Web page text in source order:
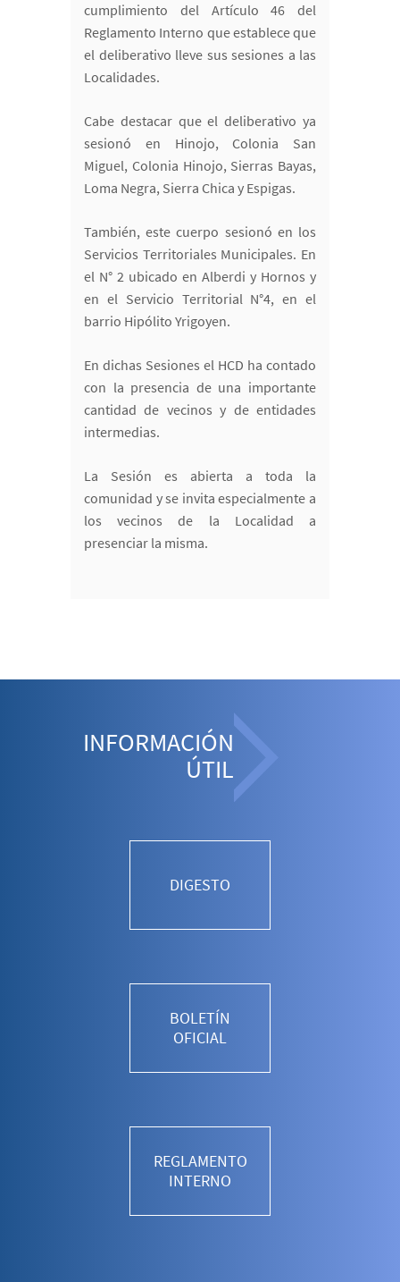
cumplimiento del Artículo 46 del
Reglamento Interno que establece que
el deliberativo lleve sus sesiones a las
Localidades.
Cabe destacar que el deliberativo ya
sesionó en Hinojo, Colonia San
Miguel, Colonia Hinojo, Sierras Bayas,
Loma Negra, Sierra Chica y Espigas.
También, este cuerpo sesionó en los
Servicios Territoriales Municipales. En
el N° 2 ubicado en Alberdi y Hornos y
en el Servicio Territorial N°4, en el
barrio Hipólito Yrigoyen.
En dichas Sesiones el HCD ha contado
con la presencia de una importante
cantidad de vecinos y de entidades
intermedias.
La Sesión es abierta a toda la
comunidad y se invita especialmente a
los vecinos de la Localidad a
presenciar la misma.
INFORMACIÓN
ÚTIL
DIGESTO
BOLETÍN
OFICIAL
REGLAMENTO
INTERNO